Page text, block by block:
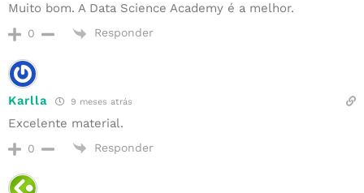
Muito bom. A Data Science Academy é a melhor.
0 Responder
Karlla 9 meses atrás
Excelente material.
0 Responder